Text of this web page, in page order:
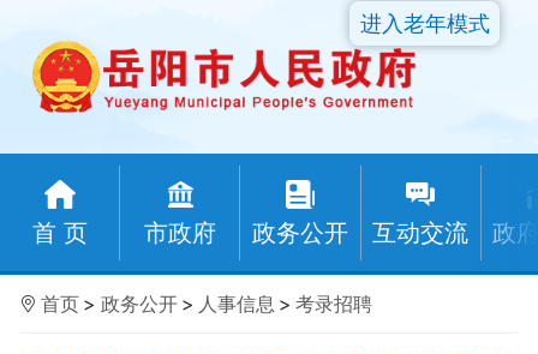
首 页 市政府 政务公开 互动交流 政
进入老年模式
首页 > 政务公开 > 人事信息 > 考录招聘